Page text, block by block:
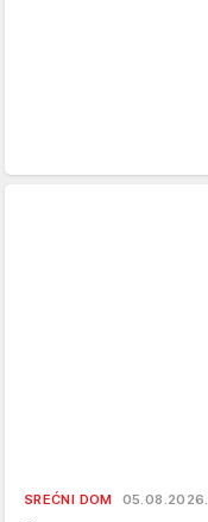
SREĆNI DOM 05.08.2026.